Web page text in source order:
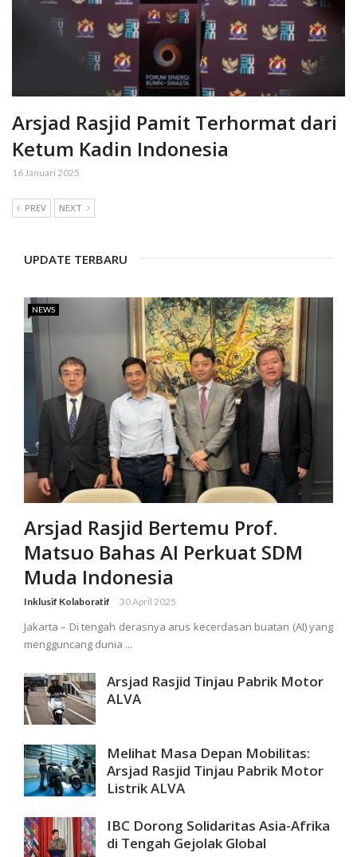
Arsjad Rasjid Pamit Terhormat dari
Ketum Kadin Indonesia
16 Januari 2025
PREV NEXT
UPDATE TERBARU
NEWS
Arsjad Rasjid Bertemu Prof.
Matsuo Bahas AI Perkuat SDM
Muda Indonesia
Inklusif Kolaboratif 30 April 2025
Jakarta – Di tengah derasnya arus kecerdasan buatan (AI) yang
mengguncang dunia ...
Arsjad Rasjid Tinjau Pabrik Motor
ALVA
Melihat Masa Depan Mobilitas:
Arsjad Rasjid Tinjau Pabrik Motor
Listrik ALVA
IBC Dorong Solidaritas Asia-Afrika
di Tengah Gejolak Global